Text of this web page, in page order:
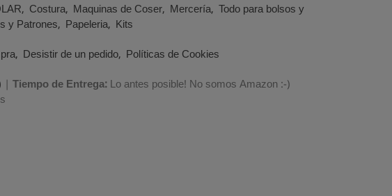
Costura Maquinas de Coser Mercería Todo para bolsos y
y Patrones Papeleria Kits
Desistir de un pedido Políticas de Cookies
| Tiempo de Entrega:Lo antes posible! No somos Amazon :-)